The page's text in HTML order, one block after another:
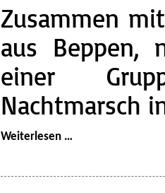
Zusammen
aus Beppen,
einer
Nachtmarsch
Weiterlesen …